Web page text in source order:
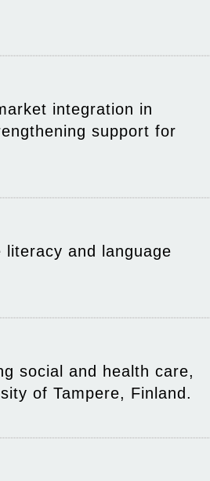
integration in
support for
and language
social and health care,
of Tampere, Finland.